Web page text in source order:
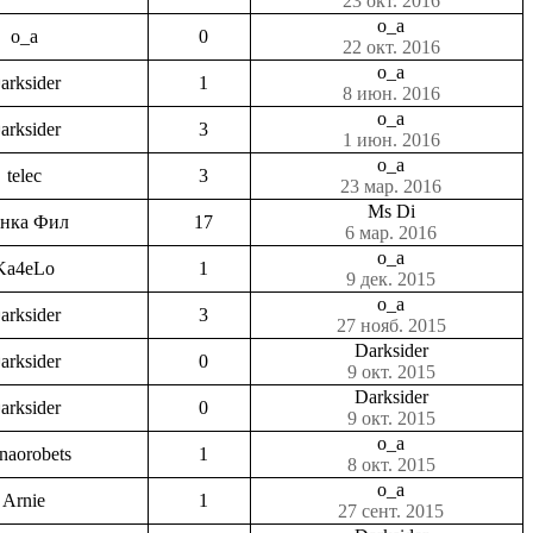
o_a 0
o_a
22 окт. 2016
1
o_a
8 июн. 2016
3
o_a
1 июн. 2016
telec 3
o_a
23 мар. 2016
Фил 17
Ms Di
6 мар. 2016
1
o_a
9 дек. 2015
3
o_a
27 нояб. 2015
0
Darksider
9 окт. 2015
0
Darksider
9 окт. 2015
1
o_a
8 окт. 2015
Arnie 1
o_a
27 сент. 2015